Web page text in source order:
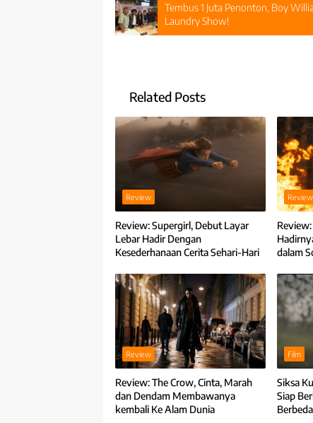
Tembus 1 Juta Penonton, Boy
Laundry Show!
Related Posts
Review
Review: Supergirl, Debut Layar
Lebar Hadir Dengan
Kesederhanaan Cerita Sehari-Hari
Review
dalam
Review
Review: The Crow, Cinta, Marah
dan Dendam Membawanya
kembali Ke Alam Dunia
Film
Siksa
Siap
Berbeda